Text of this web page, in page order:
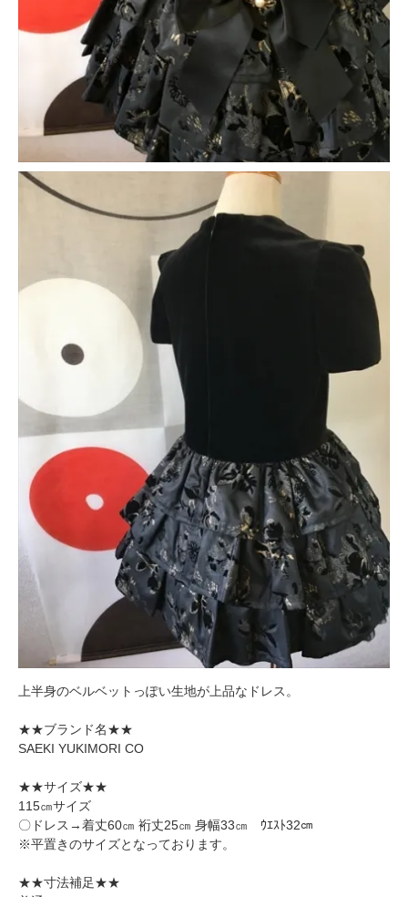
上半身のベルベットっぽい生地が上品なドレス。
★★ブランド名★★
SAEKI YUKIMORI CO
★★サイズ★★
115㎝サイズ
〇ドレス→着丈60㎝ 裄丈25㎝ 身幅33㎝ ｳｴｽﾄ32㎝
※平置きのサイズとなっております。
★★寸法補足★★